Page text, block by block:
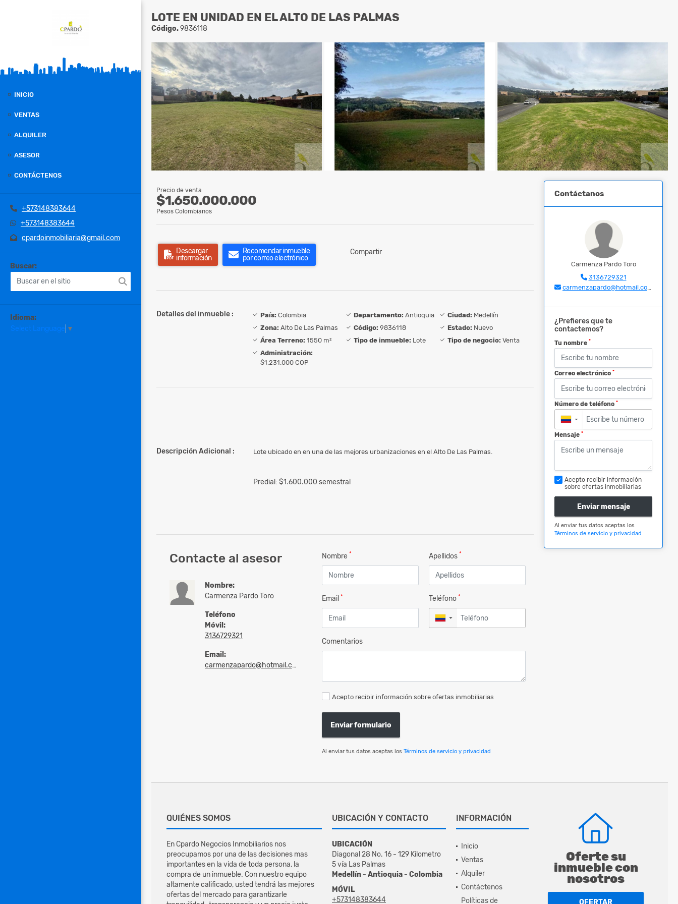
INICIO
VENTAS
ALQUILER
ASESOR
CONTÁCTENOS
+573148383644
+573148383644
cpardoinmobiliaria@gmail.com
Buscar:
Idioma:
Select Language ▼
LOTE EN UNIDAD EN EL ALTO DE LAS PALMAS
Código.9836118
Precio de venta
$1.650.000.000
Pesos Colombianos
Descargar
información
Recomendar inmueble
por correo electrónico
Compartir
Detalles del inmueble : País: Colombia Departamento: Antioquia Ciudad: Medellín
Zona: Alto De Las Palmas Código: 9836118 Estado: Nuevo
Área Terreno: 1550 m² Tipo de inmueble: Lote Tipo de negocio: Venta
Administración:
$1.231.000 COP
Descripción Adicional : Lote ubicado en en una de las mejores urbanizaciones en el Alto De Las Palmas.
Predial: $1.600.000 semestral
Contacte al asesor
Nombre:
Carmenza Pardo Toro
Teléfono
Móvil:
3136729321
Email:
carmenzapardo@hotmail.com
Nombre * Apellidos *
Email * Teléfono *
▼
Comentarios
Acepto recibir información sobre ofertas inmobiliarias
Enviar formulario
Al enviar tus datos aceptas los Términos de servicio y privacidad
Contáctanos
Carmenza Pardo Toro
3136729321
carmenzapardo@hotmail.com
¿Prefieres que te
contactemos?
Tu nombre *
Correo electrónico *
Número de teléfono *
▼
Mensaje *
Acepto recibir información
sobre ofertas inmobiliarias
Enviar mensaje
Al enviar tus datos aceptas los
Términos de servicio y privacidad
QUIÉNES SOMOS
En Cpardo Negocios Inmobiliarios nos
preocupamos por una de las decisiones mas
importantes en la vida de toda persona, la
compra de un inmueble. Con nuestro equipo
altamente calificado, usted tendrá las mejores
ofertas del mercado para garantizarle
UBICACIÓN Y CONTACTO
UBICACIÓN
Diagonal 28 No. 16 - 129 Kilometro
5 vía Las Palmas
Medellín - Antioquia - Colombia
MÓVIL
+573148383644
INFORMACIÓN
Inicio
Ventas
Alquiler
Contáctenos
Políticas de
Oferte su
inmueble con
nosotros
OFERTAR